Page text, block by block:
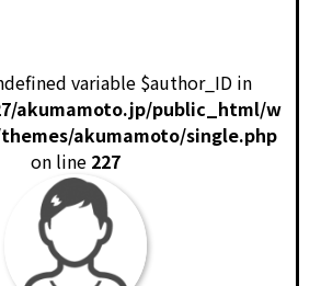
variable $author_ID in
akumamoto.jp/public_html/w
akumamoto/single.php
on line 227